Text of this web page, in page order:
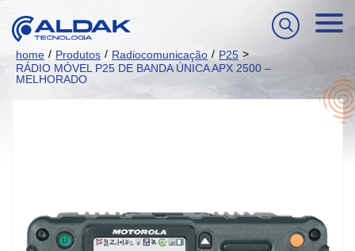
home / Produtos / Radiocomunicação / P25 >
RÁDIO MÓVEL P25 DE BANDA ÚNICA APX 2500 –
MELHORADO